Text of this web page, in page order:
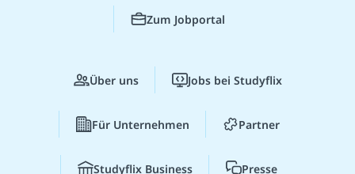
Zum Jobportal
Über uns Jobs bei Studyflix
Für Unternehmen Partner
Studyflix Business Presse